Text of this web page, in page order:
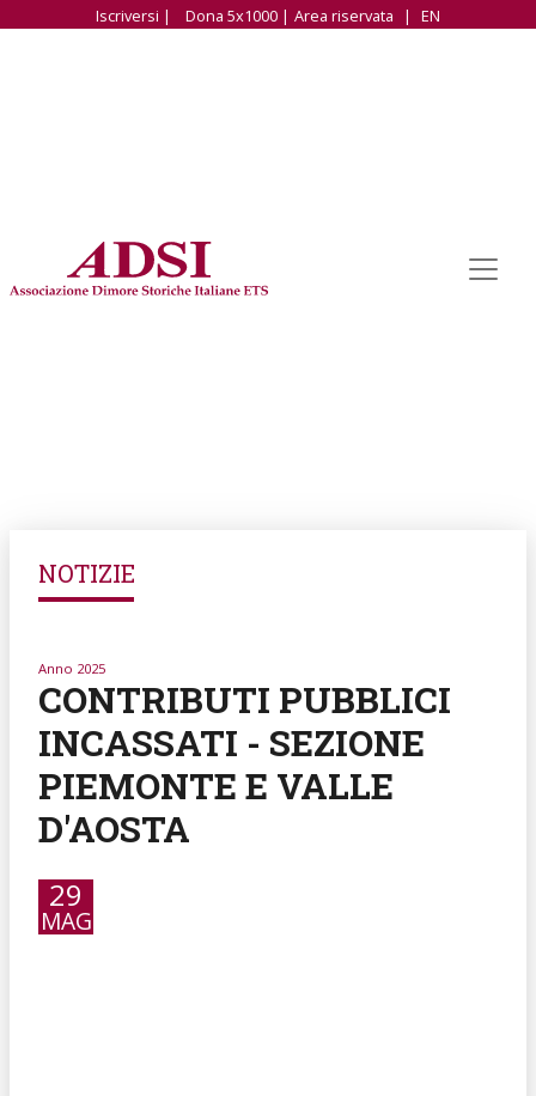
Iscriversi | Dona 5x1000 | Area riservata | EN
NOTIZIE
Anno 2025
CONTRIBUTI PUBBLICI
INCASSATI - SEZIONE
PIEMONTE E VALLE
D'AOSTA
29
MAG